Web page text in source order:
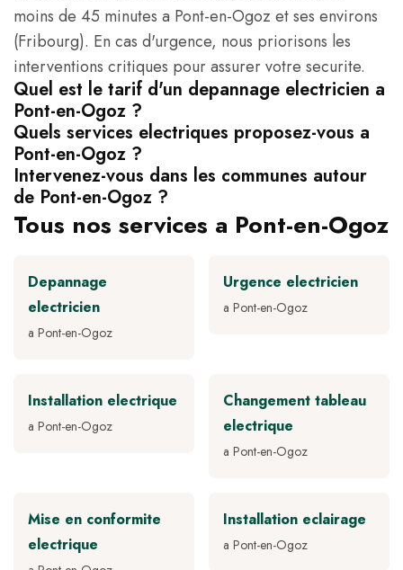
moins de 45 minutes a Pont-en-Ogoz et ses environs
(Fribourg). En cas d'urgence, nous priorisons les
interventions critiques pour assurer votre securite.
Quel est le tarif d'un depannage electricien a
Pont-en-Ogoz ?
Quels services electriques proposez-vous a
Pont-en-Ogoz ?
Intervenez-vous dans les communes autour
de Pont-en-Ogoz ?
Tous nos services a Pont-en-Ogoz
Depannage
electricien
a Pont-en-Ogoz
Urgence electricien
a Pont-en-Ogoz
Installation electrique
a Pont-en-Ogoz
Changement tableau
electrique
a Pont-en-Ogoz
Mise en conformite
electrique
Installation eclairage
a Pont-en-Ogoz